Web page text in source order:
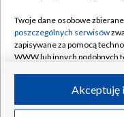
Rada Programowa
System NOS
Informacje o nadawcy
Program dla prasy
©2026
Twoje dane osobowe
poszczególnych serwisów
zapisywane za pomocą
WWW lub innych podobnych
ruchu w Internecie.Akceptuję